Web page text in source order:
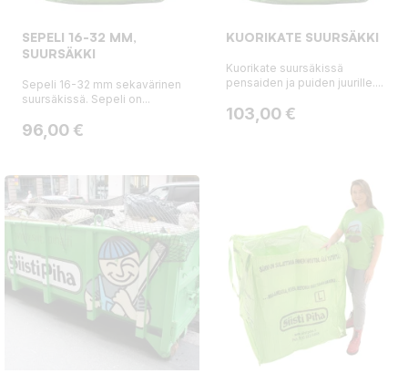
SEPELI 16-32 MM,
SUURSÄKKI
Sepeli 16-32 mm sekavärinen
suursäkissä. Sepeli on...
Hinta
96,00 €
KUORIKATE SUURSÄKKI
Kuorikate suursäkissä
pensaiden ja puiden juurille....
Hinta
103,00 €